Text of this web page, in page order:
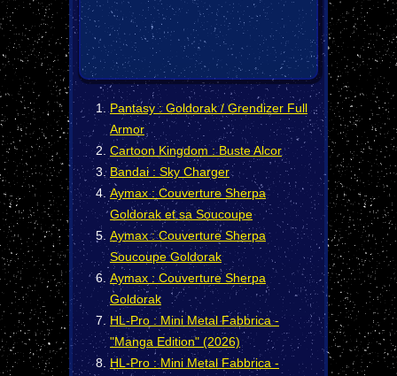
Pantasy : Goldorak / Grendizer Full
Armor
Cartoon Kingdom : Buste Alcor
Bandai : Sky Charger
Aymax : Couverture Sherpa
Goldorak et sa Soucoupe
Aymax : Couverture Sherpa
Soucoupe Goldorak
Aymax : Couverture Sherpa
Goldorak
HL-Pro : Mini Metal Fabbrica -
"Manga Edition" (2026)
HL-Pro : Mini Metal Fabbrica -